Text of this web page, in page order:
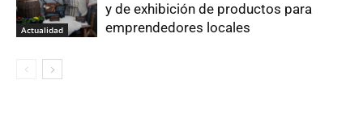
Actualidad
y de exhibición de productos para
emprendedores locales